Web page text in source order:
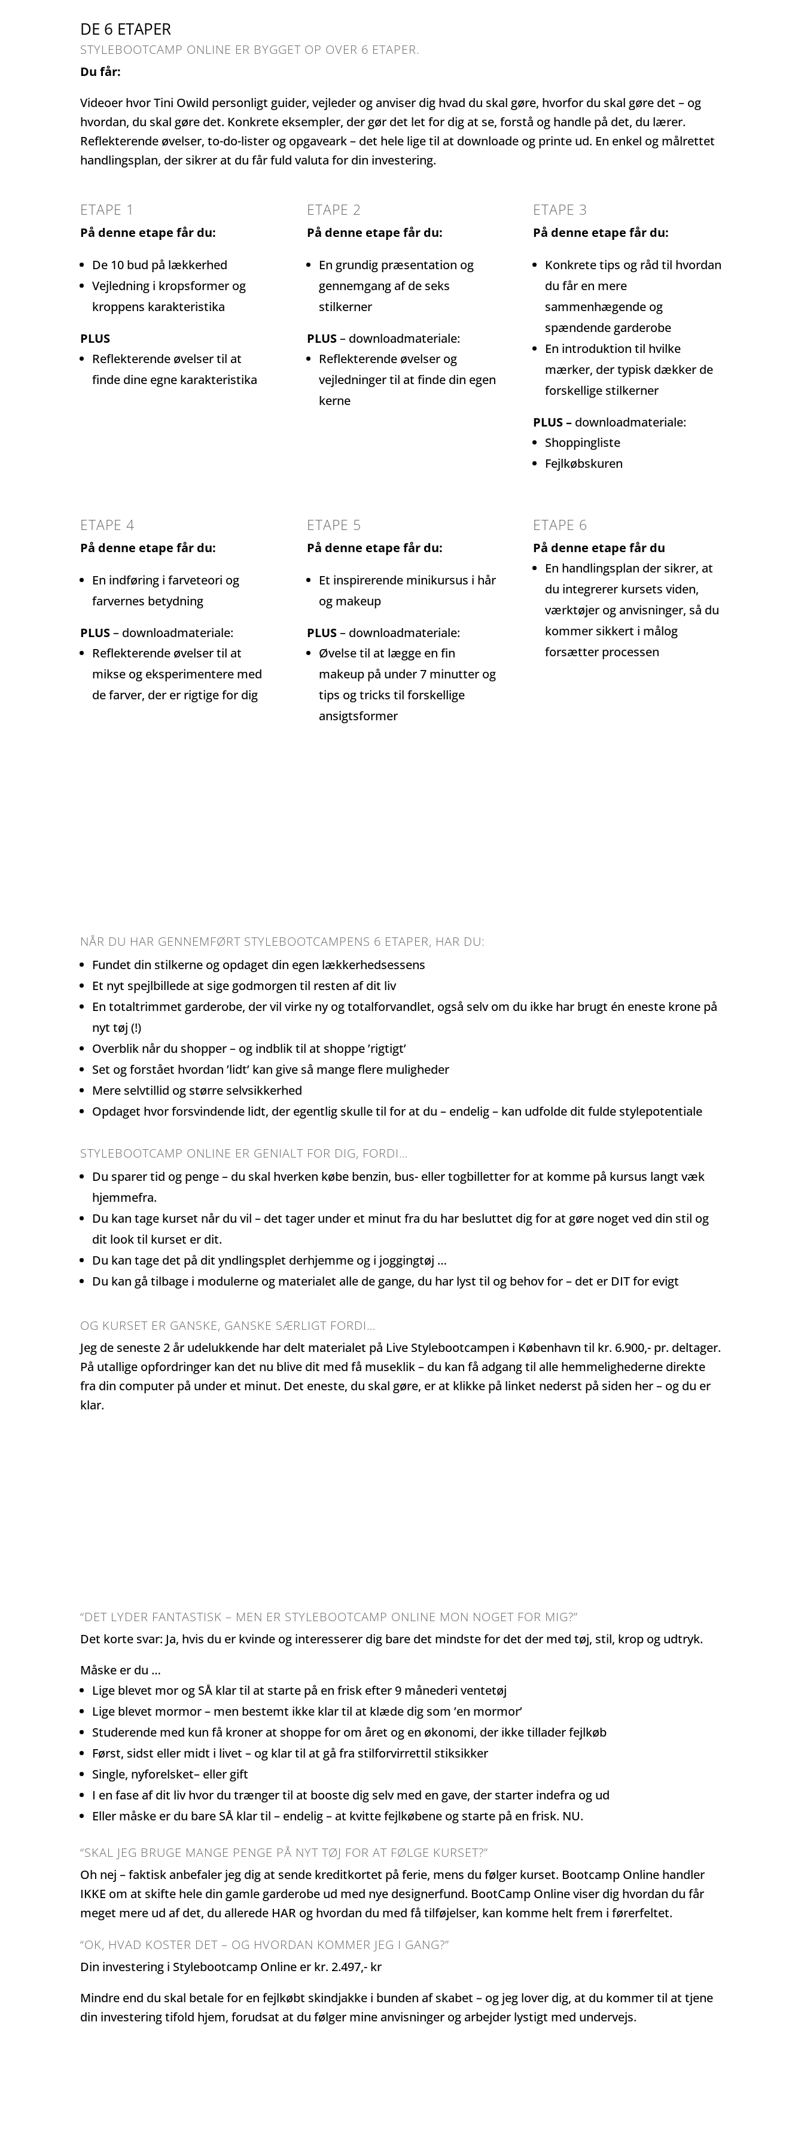
DE 6 ETAPER
STYLEBOOTCAMP ONLINE ER BYGGET OP OVER 6 ETAPER.
Du får:
Videoer hvor Tini Owild personligt guider, vejleder og anviser dig hvad du skal gøre, hvorfor du skal gøre det – og
hvordan, du skal gøre det. Konkrete eksempler, der gør det let for dig at se, forstå og handle på det, du lærer.
Reflekterende øvelser, to-do-lister og opgaveark – det hele lige til at downloade og printe ud. En enkel og målrettet
handlingsplan, der sikrer at du får fuld valuta for din investering.
ETAPE 1
På denne etape får du:
De 10 bud på lækkerhed
Vejledning i kropsformer og
kroppens karakteristika
PLUS
Reflekterende øvelser til at
finde dine egne karakteristika
ETAPE 2
På denne etape får du:
En grundig præsentation og
gennemgang af de seks
stilkerner
PLUS– downloadmateriale:
Reflekterende øvelser og
vejledninger til at finde din egen
kerne
ETAPE 3
På denne etape får du:
Konkrete tips og råd til hvordan
du får en mere
sammenhægende og
spændende garderobe
En introduktion til hvilke
mærker, der typisk dækker de
forskellige stilkerner
PLUS –downloadmateriale:
Shoppingliste
Fejlkøbskuren
ETAPE 4
På denne etape får du:
En indføring i farveteori og
farvernes betydning
PLUS– downloadmateriale:
Reflekterende øvelser til at
mikse og eksperimentere med
de farver, der er rigtige for dig
ETAPE 5
På denne etape får du:
Et inspirerende minikursus i hår
og makeup
PLUS– downloadmateriale:
Øvelse til at lægge en fin
makeup på under 7 minutter og
tips og tricks til forskellige
ansigtsformer
ETAPE 6
På denne etape får du
En handlingsplan der sikrer, at
du integrerer kursets viden,
værktøjer og anvisninger, så du
kommer sikkert i målog
forsætter processen
NÅR DU HAR GENNEMFØRT STYLEBOOTCAMPENS 6 ETAPER, HAR DU:
Fundet din stilkerne og opdaget din egen lækkerhedsessens
Et nyt spejlbillede at sige godmorgen til resten af dit liv
En totaltrimmet garderobe, der vil virke ny og totalforvandlet, også selv om du ikke har brugt én eneste krone på
nyt tøj (!)
Overblik når du shopper – og indblik til at shoppe ’rigtigt’
Set og forstået hvordan ’lidt’ kan give så mange flere muligheder
Mere selvtillid og større selvsikkerhed
Opdaget hvor forsvindende lidt, der egentlig skulle til for at du – endelig – kan udfolde dit fulde stylepotentiale
STYLEBOOTCAMP ONLINE ER GENIALT FOR DIG, FORDI…
Du sparer tid og penge – du skal hverken købe benzin, bus- eller togbilletter for at komme på kursus langt væk
hjemmefra.
Du kan tage kurset når du vil – det tager under et minut fra du har besluttet dig for at gøre noget ved din stil og
dit look til kurset er dit.
Du kan tage det på dit yndlingsplet derhjemme og i joggingtøj …
Du kan gå tilbage i modulerne og materialet alle de gange, du har lyst til og behov for – det er DIT for evigt
OG KURSET ER GANSKE, GANSKE SÆRLIGT FORDI…
Jeg de seneste 2 år udelukkende har delt materialet på Live Stylebootcampen i København til kr. 6.900,- pr. deltager.
På utallige opfordringer kan det nu blive dit med få museklik – du kan få adgang til alle hemmelighederne direkte
fra din computer på under et minut. Det eneste, du skal gøre, er at klikke på linket nederst på siden her – og du er
klar.
“DET LYDER FANTASTISK – MEN ER STYLEBOOTCAMP ONLINE MON NOGET FOR MIG?”
Det korte svar: Ja, hvis du er kvinde og interesserer dig bare det mindste for det der med tøj, stil, krop og udtryk.
Måske er du …
Lige blevet mor og SÅ klar til at starte på en frisk efter 9 månederi ventetøj
Lige blevet mormor – men bestemt ikke klar til at klæde dig som ’en mormor’
Studerende med kun få kroner at shoppe for om året og en økonomi, der ikke tillader fejlkøb
Først, sidst eller midt i livet – og klar til at gå fra stilforvirrettil stiksikker
Single, nyforelsket– eller gift
I en fase af dit liv hvor du trænger til at booste dig selv med en gave, der starter indefra og ud
Eller måske er du bare SÅ klar til – endelig – at kvitte fejlkøbene og starte på en frisk. NU.
“SKAL JEG BRUGE MANGE PENGE PÅ NYT TØJ FOR AT FØLGE KURSET?”
Oh nej – faktisk anbefaler jeg dig at sende kreditkortet på ferie, mens du følger kurset. Bootcamp Online handler
IKKE om at skifte hele din gamle garderobe ud med nye designerfund. BootCamp Online viser dig hvordan du får
meget mere ud af det, du allerede HAR og hvordan du med få tilføjelser, kan komme helt frem i førerfeltet.
“OK, HVAD KOSTER DET – OG HVORDAN KOMMER JEG I GANG?”
Din investering i Stylebootcamp Online er kr. 2.497,- kr
Mindre end du skal betale for en fejlkøbt skindjakke i bunden af skabet – og jeg lover dig, at du kommer til at tjene
din investering tifold hjem, forudsat at du følger mine anvisninger og arbejder lystigt med undervejs.